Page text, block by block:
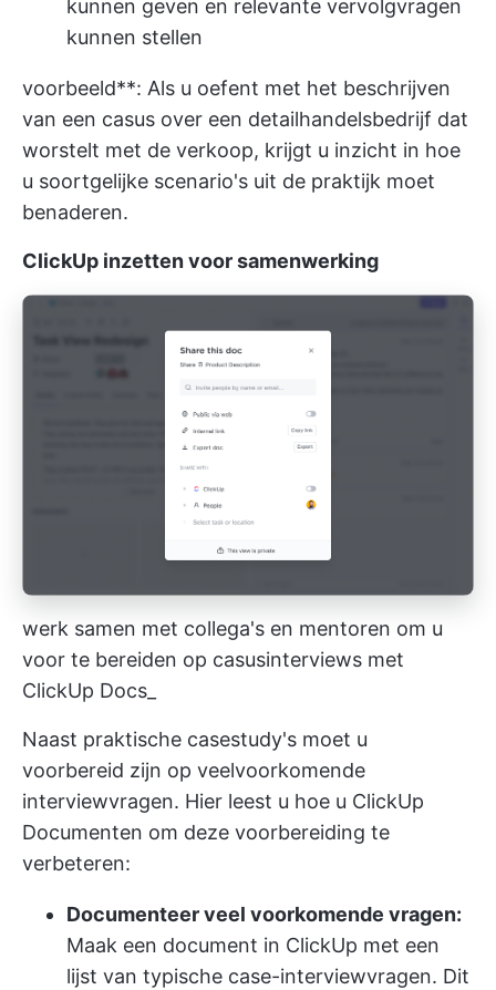
kunnen geven en relevante vervolgvragen
kunnen stellen
voorbeeld**: Als u oefent met het beschrijven
van een casus over een detailhandelsbedrijf dat
worstelt met de verkoop, krijgt u inzicht in hoe
u soortgelijke scenario's uit de praktijk moet
benaderen.
ClickUp inzetten voor samenwerking
werk samen met collega's en mentoren om u
voor te bereiden op casusinterviews met
ClickUp Docs_
Naast praktische casestudy's moet u
voorbereid zijn op veelvoorkomende
interviewvragen. Hier leest u hoe u ClickUp
Documenten om deze voorbereiding te
verbeteren:
Documenteer veel voorkomende vragen:
Maak een document in ClickUp met een
lijst van typische case-interviewvragen. Dit